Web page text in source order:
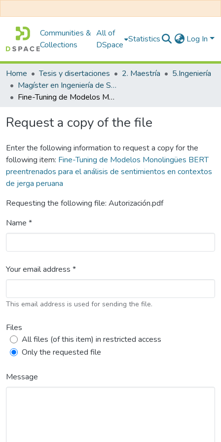
Communities &
Collections
All of
DSpace
Statistics Log In
Home Tesis y disertaciones 2. Maestría
5.Ingeniería
Magíster en Ingeniería de Sistemas con Mención en Dirección y Gestión en Tecnología de Información
Fine-Tuning de Modelos Monolingües BERT preentrenados para el análisis de sentimientos en contextos de jerga peruana
Request a copy of the file
Enter the following information to request a copy for the
following item: Fine-Tuning de Modelos Monolingües BERT
preentrenados para el análisis de sentimientos en contextos
de jerga peruana
Requesting the following file: Autorización.pdf
Name *
Your email address *
This email address is used for sending the file.
Files
All files (of this item) in restricted access
Only the requested file
Message